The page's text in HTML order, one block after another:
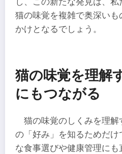
猫の味覚を複雑で奥深いも
かけとなるでしょう。
猫の味覚を理解
にもつながる
猫の味覚のしくみを理
の「好み」を知るためだけ
な食事選びや健康管理にも